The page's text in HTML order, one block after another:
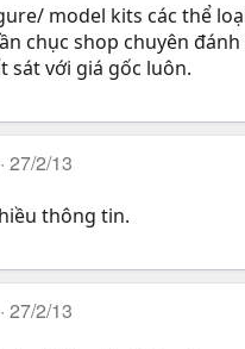
model kits các thể
chục shop chuyên
sát với giá gốc luôn.
27/2/13
thông tin.
27/2/13